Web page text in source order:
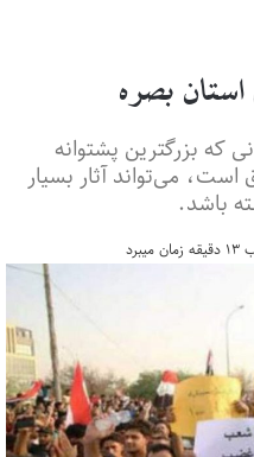
بصره
که بزرگترین پشتوانه
می‌تواند آثار بسیار
باشد.